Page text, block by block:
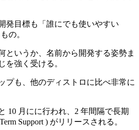
発目標も「誰にでも使いやすい
の。
というか、名前から開発する姿勢ま
を強く受ける。
プも、他のディストロに比べ非常に
10 月にに行われ、2 年間隔で長期
Support ) がリリースされる。